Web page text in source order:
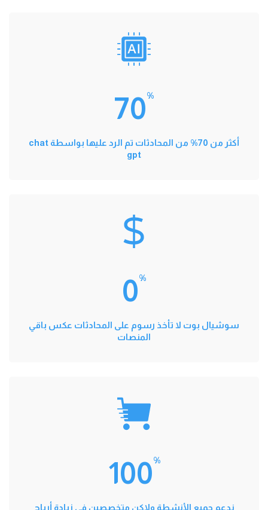
70%
أكثر من 70% من المحادثات تم الرد عليها بواسطة chat
gpt
0%
سوشيال بوت لا تأخذ رسوم على المحادثات عكس باقي
المنصات
100%
ندعم جميع الأنشطة ولاكن متخصصين في زيادة أرباح